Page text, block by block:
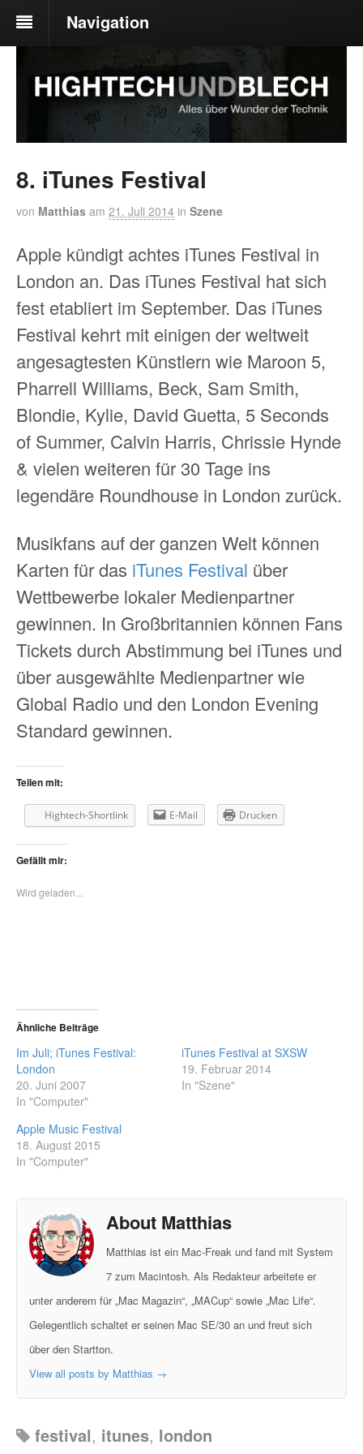
Navigation
8. iTunes Festival
von Matthias am 21. Juli 2014 in Szene
Apple kündigt achtes iTunes Festival in
London an. Das iTunes Festival hat sich
fest etabliert im September. Das iTunes
Festival kehrt mit einigen der weltweit
angesagtesten Künstlern wie Maroon 5,
Pharrell Williams, Beck, Sam Smith,
Blondie, Kylie, David Guetta, 5 Seconds
of Summer, Calvin Harris, Chrissie Hynde
& vielen weiteren für 30 Tage ins
legendäre Roundhouse in London zurück.
Musikfans auf der ganzen Welt können
Karten für das iTunes Festival über
Wettbewerbe lokaler Medienpartner
gewinnen. In Großbritannien können Fans
Tickets durch Abstimmung bei iTunes und
über ausgewählte Medienpartner wie
Global Radio und den London Evening
Standard gewinnen.
Teilen mit:
Hightech-Shortlink E-Mail Drucken
Gefällt mir:
Wird geladen...
Ähnliche Beiträge
Im Juli; iTunes Festival:
London
20. Juni 2007
In "Computer"
iTunes Festival at SXSW
19. Februar 2014
In "Szene"
Apple Music Festival
18. August 2015
In "Computer"
About Matthias
Matthias ist ein Mac-Freak und fand mit System
7 zum Macintosh. Als Redakteur arbeitete er
unter anderem für „Mac Magazin“, „MACup“ sowie „Mac Life“.
Gelegentlich schaltet er seinen Mac SE/30 an und freut sich
über den Startton.
View all posts by Matthias →
festival, itunes, london